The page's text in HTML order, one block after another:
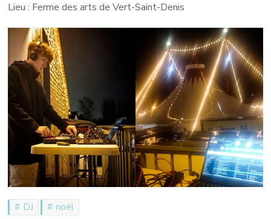
Lieu : Ferme des arts de Vert-Saint-Denis
DJ noël